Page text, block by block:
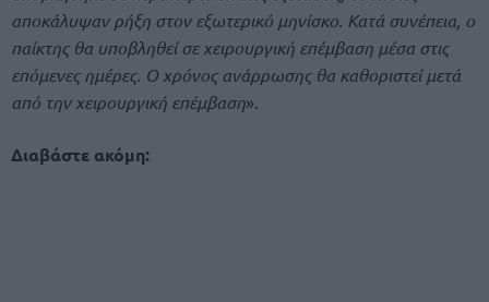
αποκάλυψαν ρήξη στον εξωτερικό μηνίσκο. Κατά συνέπεια, ο
παίκτης θα υποβληθεί σε χειρουργική επέμβαση μέσα στις
επόμενες ημέρες. Ο χρόνος ανάρρωσης θα καθοριστεί μετά
από την χειρουργική επέμβαση».
Διαβάστε ακόμη: